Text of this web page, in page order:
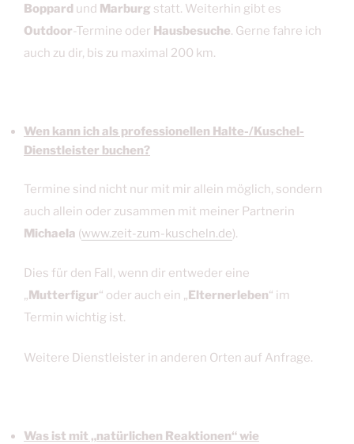
Boppard und Marburg statt. Weiterhin gibt es
Outdoor-Termine oder Hausbesuche. Gerne fahre ich
auch zu dir, bis zu maximal 200 km.
Wen kann ich als professionellen Halte-/Kuschel-
Dienstleister buchen?
Termine sind nicht nur mit mir allein möglich, sondern
auch allein oder zusammen mit meiner Partnerin
Michaela (www.zeit-zum-kuscheln.de).
Dies für den Fall, wenn dir entweder eine
„ Mutterfigur“ oder auch ein „ Elternerleben“ im
Termin wichtig ist.
Weitere Dienstleister in anderen Orten auf Anfrage.
Was ist mit „natürlichen Reaktionen“ wie